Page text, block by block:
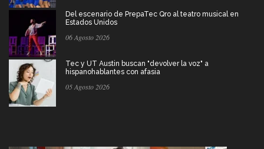
Del escenario de PrepaTec Qro al teatro musical en
Estados Unidos
06 Agosto 2026
Tec y UT Austin buscan "devolver la voz" a
hispanohablantes con afasia
05 Agosto 2026